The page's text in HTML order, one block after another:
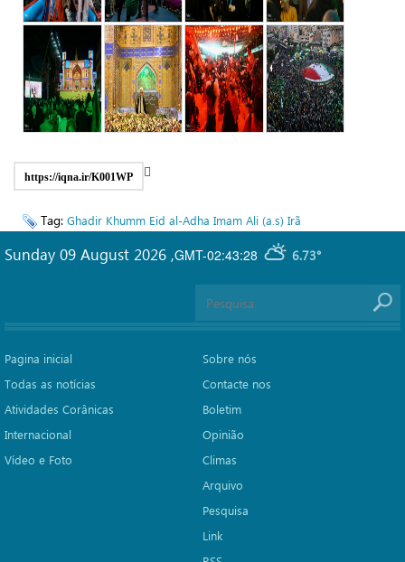
https://iqna.ir/K001WP
Tag: Ghadir Khumm Eid al-Adha Imam Ali (a.s) Irã
GMT-02:43:28 6.73°
Sunday 09 August 2026 ,
Pagina inicial
Todas as notícias
Atividades Corânicas
Internacional
Vídeo e Foto
Sobre nós
Contacte nos
Boletim
Opinião
Climas
Arquivo
Pesquisa
Link